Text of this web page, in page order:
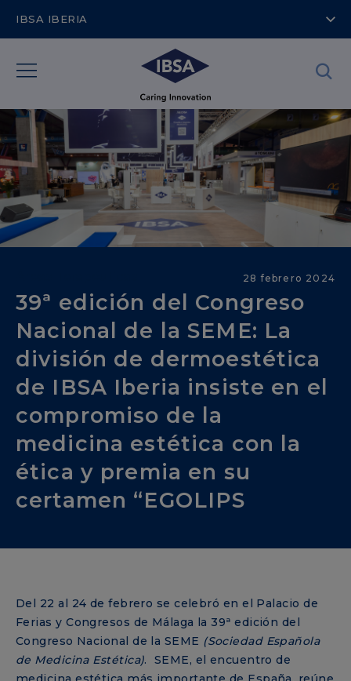
IBSA IBERIA
28 febrero 2024
39ª edición del Congreso
Nacional de la SEME: La
división de dermoestética
de IBSA Iberia insiste en el
compromiso de la
medicina estética con la
ética y premia en su
certamen “EGOLIPS
Del 22 al 24 de febrero se celebró en el Palacio de
Ferias y Congresos de Málaga la 39ª edición del
Congreso Nacional de la SEME (Sociedad Española
de Medicina Estética). SEME, el encuentro de